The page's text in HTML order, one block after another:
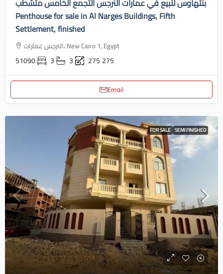
بنتهاوس للبيع في عمارات النرجس التجمع الخامس متشطب
Penthouse for sale in Al Narges Buildings, Fifth
Settlement, finished
النرجس عمارات، New Cairo 1, Egypt
51090 3 3 275 275
Email
FOR SALE SEMI FINISHED